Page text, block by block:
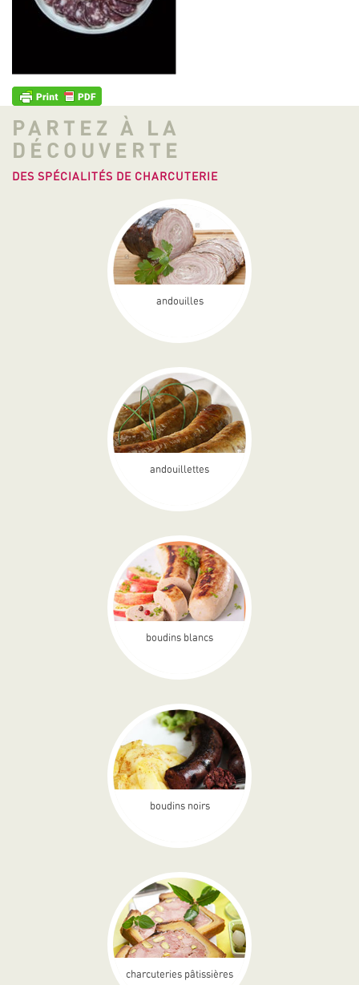
PARTEZ À LA
DÉCOUVERTE
DES SPÉCIALITÉS DE CHARCUTERIE
andouilles
andouillettes
boudins blancs
boudins noirs
charcuteries pâtissières